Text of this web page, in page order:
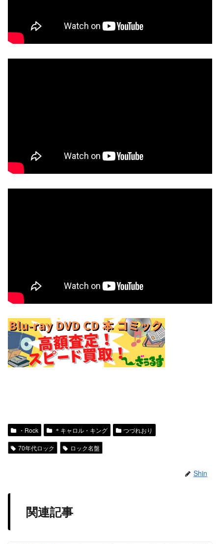
・Rock ＊キャロル・キング つづれおり
70年代ロック ロック名盤
Shin
関連記事